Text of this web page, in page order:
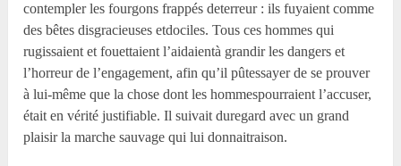
contempler les fourgons frappés deterreur : ils fuyaient comme
des bêtes disgracieuses etdociles. Tous ces hommes qui
rugissaient et fouettaient l’aidaientà grandir les dangers et
l’horreur de l’engagement, afin qu’il pûtessayer de se prouver
à lui-même que la chose dont les hommespourraient l’accuser,
était en vérité justifiable. Il suivait duregard avec un grand
plaisir la marche sauvage qui lui donnaitraison.